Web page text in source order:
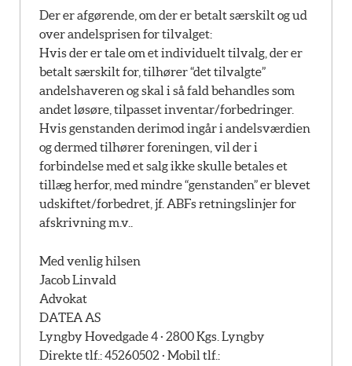
Der er afgørende, om der er betalt særskilt og ud
over andelsprisen for tilvalget:
Hvis der er tale om et individuelt tilvalg, der er
betalt særskilt for, tilhører “det tilvalgte”
andelshaveren og skal i så fald behandles som
andet løsøre, tilpasset inventar/forbedringer.
Hvis genstanden derimod ingår i andelsværdien
og dermed tilhører foreningen, vil der i
forbindelse med et salg ikke skulle betales et
tillæg herfor, med mindre “genstanden” er blevet
udskiftet/forbedret, jf. ABFs retningslinjer for
afskrivning m.v..
Med venlig hilsen
Jacob Linvald
Advokat
DATEA AS
Lyngby Hovedgade 4 · 2800 Kgs. Lyngby
Direkte tlf.: 45260502 · Mobil tlf.: